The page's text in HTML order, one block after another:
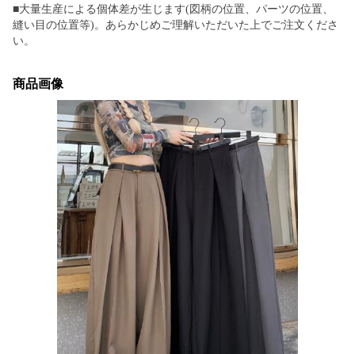
■大量生産による個体差が生じます(図柄の位置、パーツの位置、
縫い目の位置等)。あらかじめご理解いただいた上でご注文くださ
い。
商品画像